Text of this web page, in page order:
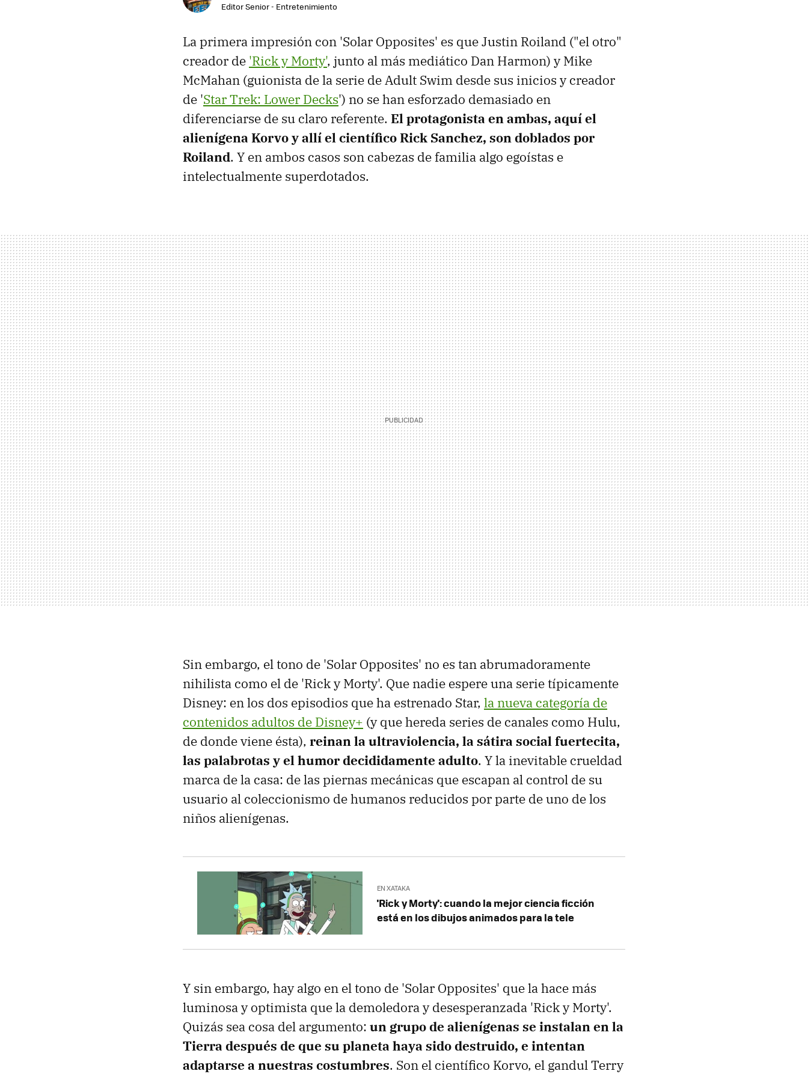
Editor Senior - Entretenimiento
La primera impresión con 'Solar Opposites' es que Justin Roiland ("el otro"
creador de 'Rick y Morty', junto al más mediático Dan Harmon) y Mike
McMahan (guionista de la serie de Adult Swim desde sus inicios y creador
de 'Star Trek: Lower Decks') no se han esforzado demasiado en
diferenciarse de su claro referente. El protagonista en ambas, aquí el
alienígena Korvo y allí el científico Rick Sanchez, son doblados por
Roiland. Y en ambos casos son cabezas de familia algo egoístas e
intelectualmente superdotados.
Sin embargo, el tono de 'Solar Opposites' no es tan abrumadoramente
nihilista como el de 'Rick y Morty'. Que nadie espere una serie típicamente
Disney: en los dos episodios que ha estrenado Star, la nueva categoría de
contenidos adultos de Disney+ (y que hereda series de canales como Hulu,
de donde viene ésta), reinan la ultraviolencia, la sátira social fuertecita,
las palabrotas y el humor decididamente adulto. Y la inevitable crueldad
marca de la casa: de las piernas mecánicas que escapan al control de su
usuario al coleccionismo de humanos reducidos por parte de uno de los
niños alienígenas.
EN XATAKA
'Rick y Morty': cuando la mejor ciencia ficción
está en los dibujos animados para la tele
Y sin embargo, hay algo en el tono de 'Solar Opposites' que la hace más
luminosa y optimista que la demoledora y desesperanzada 'Rick y Morty'.
Quizás sea cosa del argumento: un grupo de alienígenas se instalan en la
Tierra después de que su planeta haya sido destruido, e intentan
adaptarse a nuestras costumbres. Son el científico Korvo, el gandul Terry